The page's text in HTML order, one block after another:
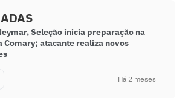
Seleção inicia preparação na
Comary; atacante realiza novos
Há 2 meses